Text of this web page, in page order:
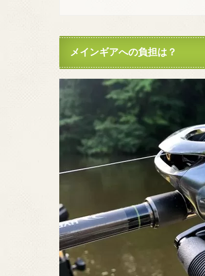
メインギアへの負担は？